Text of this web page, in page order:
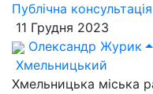
Публічна
11 Грудня 2023
Олександр Журик
Хмельницький
Хмельницька міська